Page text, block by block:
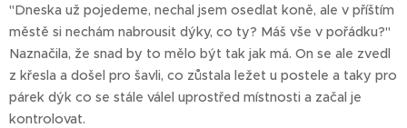
"Dneska už pojedeme, nechal jsem osedlat koně, ale v příštím
městě si nechám nabrousit dýky, co ty? Máš vše v pořádku?"
Naznačila, že snad by to mělo být tak jak má. On se ale zvedl
z křesla a došel pro šavli, co zůstala ležet u postele a taky pro
párek dýk co se stále válel uprostřed místnosti a začal je
kontrolovat.